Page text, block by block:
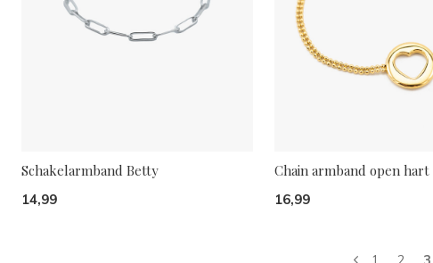
Schakelarmband Betty
14,99
Chain armband open
16,99